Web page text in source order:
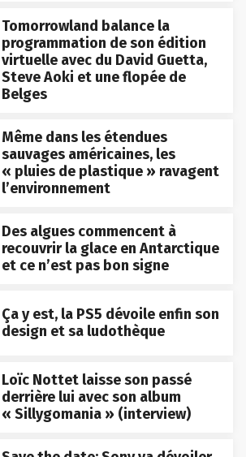
Tomorrowland balance la
programmation de son édition
virtuelle avec du David Guetta,
Steve Aoki et une flopée de
Belges
Même dans les étendues
sauvages américaines, les
« pluies de plastique » ravagent
l’environnement
Des algues commencent à
recouvrir la glace en Antarctique
et ce n’est pas bon signe
Ça y est, la PS5 dévoile enfin son
design et sa ludothèque
Loïc Nottet laisse son passé
derrière lui avec son album
« Sillygomania » (interview)